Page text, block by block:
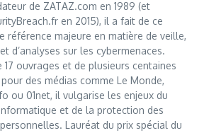
de ZATAZ.com en 1989 (et
en 2015), il a fait de ce
référence majeure en matière de veille,
d’analyses sur les cybermenaces.
17 ouvrages et de plusieurs centaines
pour des médias comme Le Monde,
ou 01net, il vulgarise les enjeux du
et de la protection des
Lauréat du prix spécial du